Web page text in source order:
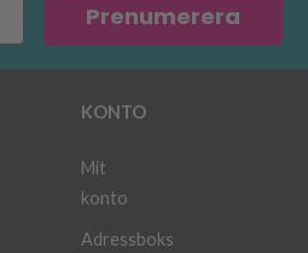
Prenumerera
KONTO
Mit
konto
Adressboks